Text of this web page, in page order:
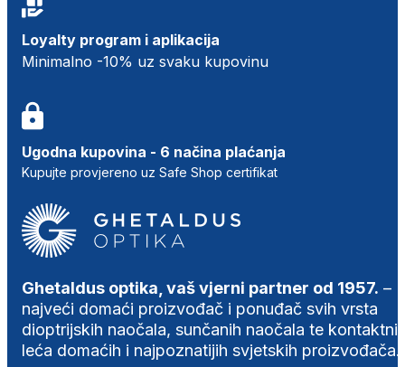
Loyalty program i aplikacija
Minimalno -10% uz svaku kupovinu
Ugodna kupovina - 6 načina plaćanja
Kupujte provjereno uz Safe Shop certifikat
Ghetaldus optika, vaš vjerni partner od 1957. –
najveći domaći proizvođač i ponuđač svih vrsta
dioptrijskih naočala, sunčanih naočala te
leća domaćih i najpoznatijih svjetskih proizvođača.